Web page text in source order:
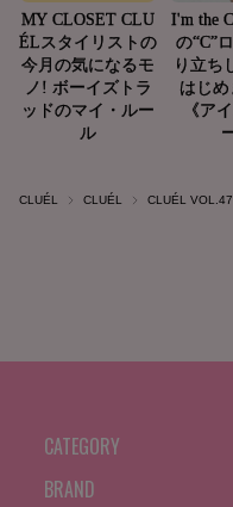
CLUÉL CLUÉL CLUÉL VOL.47
CATEGORY
BRAND